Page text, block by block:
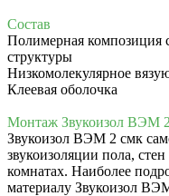
Состав
Полимерная композиция
структуры
Низкомолекулярное
Клеевая оболочка
Монтаж Звукоизол ВЭМ
Звукоизол ВЭМ 2 смк
звукоизоляции пола,
комнатах. Наиболее
материалу Звукоизол